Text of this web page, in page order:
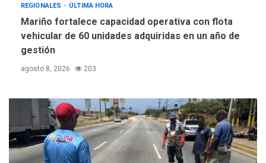
REGIONALES ÚLTIMA HORA
Mariño fortalece capacidad operativa con flota
vehicular de 60 unidades adquiridas en un año de
gestión
agosto 8, 2026 203